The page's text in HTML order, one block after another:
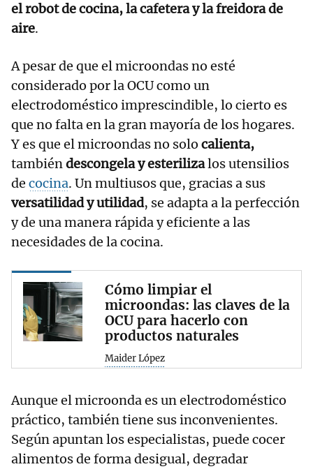
el robot de cocina, la cafetera y la freidora de
aire.
A pesar de que el microondas no esté
considerado por la OCU como un
electrodoméstico imprescindible, lo cierto es
que no falta en la gran mayoría de los hogares.
Y es que el microondas no solo calienta,
tambiéndescongela y esterilizalos utensilios
de cocina. Un multiusos que, gracias a sus
versatilidad y utilidad, se adapta a la perfección
y de una manera rápida y eficiente a las
necesidades de la cocina.
Cómo limpiar el
microondas: las claves de la
OCU para hacerlo con
productos naturales
Maider López
Aunque el microonda es un electrodoméstico
práctico, también tiene sus inconvenientes.
Según apuntan los especialistas, puede cocer
alimentos de forma desigual, degradar